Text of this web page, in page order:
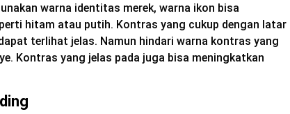
warna identitas merek, warna ikon bisa
hitam atau putih. Kontras yang cukup dengan latar
terlihat jelas. Namun hindari warna kontras yang
Kontras yang jelas pada juga bisa meningkatkan